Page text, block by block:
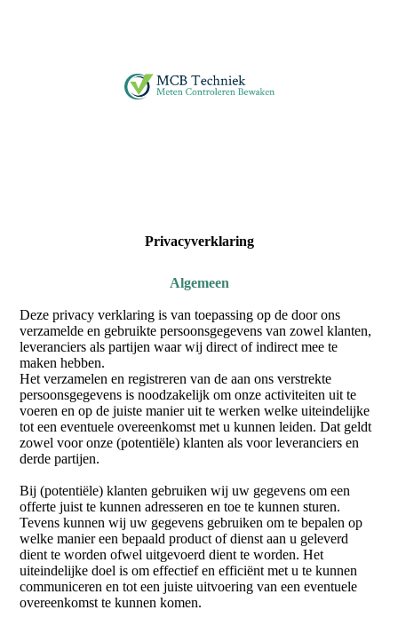
Privacyverklaring
Algemeen
Deze privacy verklaring is van toepassing op de door ons
verzamelde en gebruikte persoonsgegevens van zowel klanten,
leveranciers als partijen waar wij direct of indirect mee te
maken hebben.
Het verzamelen en registreren van de aan ons verstrekte
persoonsgegevens is noodzakelijk om onze activiteiten uit te
voeren en op de juiste manier uit te werken welke uiteindelijke
tot een eventuele overeenkomst met u kunnen leiden. Dat geldt
zowel voor onze (potentiële) klanten als voor leveranciers en
derde partijen.
Bij (potentiële) klanten gebruiken wij uw gegevens om een
offerte juist te kunnen adresseren en toe te kunnen sturen.
Tevens kunnen wij uw gegevens gebruiken om te bepalen op
welke manier een bepaald product of dienst aan u geleverd
dient te worden ofwel uitgevoerd dient te worden. Het
uiteindelijke doel is om effectief en efficiënt met u te kunnen
communiceren en tot een juiste uitvoering van een eventuele
overeenkomst te kunnen komen.